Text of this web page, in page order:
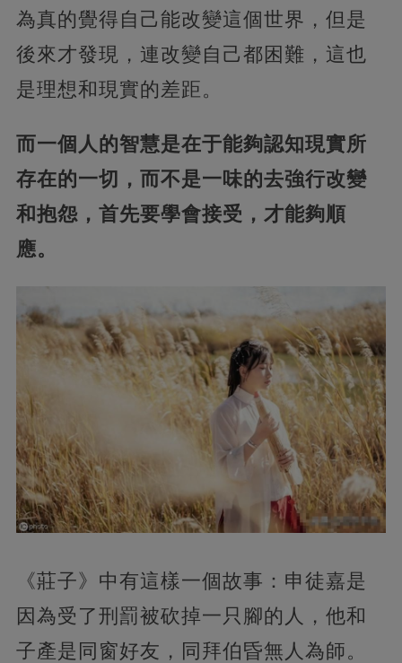
為真的覺得自己能改變這個世界，但是
後來才發現，連改變自己都困難，這也
是理想和現實的差距。
而一個人的智慧是在于能夠認知現實所
存在的一切，而不是一味的去強行改變
和抱怨，首先要學會接受，才能夠順
應。
《莊子》中有這樣一個故事：申徒嘉是
因為受了刑罰被砍掉一只腳的人，他和
子產是同窗好友，同拜伯昏無人為師。